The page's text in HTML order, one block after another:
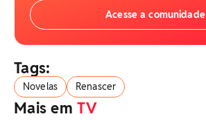
Acesse a comunidade
Tags:
Novelas Renascer
Mais emTV